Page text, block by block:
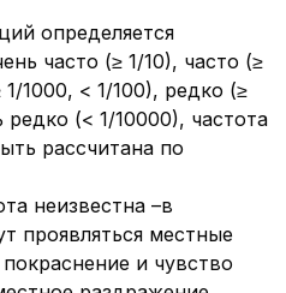
определяется
часто (≥ 1/10), часто (≥
1000, < 1/100), редко (≥
редко (< 1/10000), частота
рассчитана по
неизвестна –в
проявляться местные
и чувство